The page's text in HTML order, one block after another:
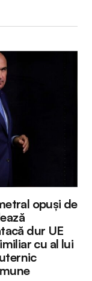
opuși de
dur UE
cu al lui